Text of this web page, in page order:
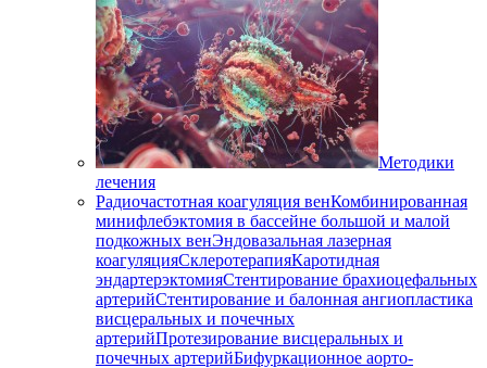
Методики
лечения
Радиочастотная коагуляция венКомбинированная
минифлебэктомия в бассейне большой и малой
подкожных венЭндовазальная лазерная
коагуляцияСклеротерапияКаротидная
эндартерэктомияСтентирование брахиоцефальных
артерийСтентирование и балонная ангиопластика
висцеральных и почечных
артерийПротезирование висцеральных и
почечных артерийБифуркационное аорто-